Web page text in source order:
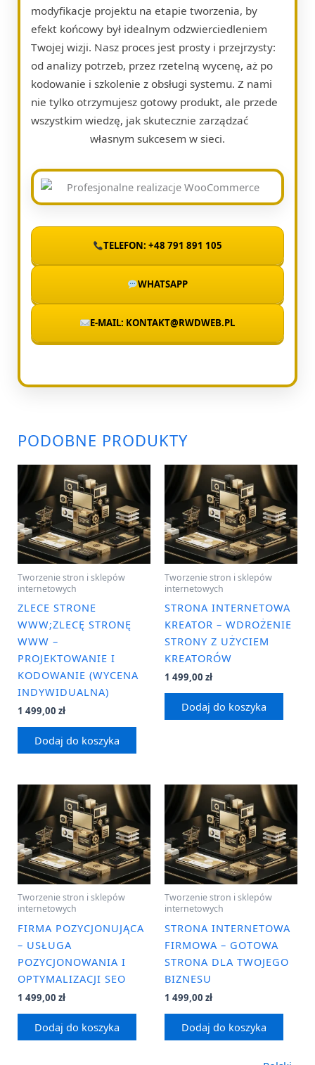
modyfikacje projektu na etapie tworzenia, by
efekt końcowy był idealnym odzwierciedleniem
Twojej wizji. Nasz proces jest prosty i przejrzysty:
od analizy potrzeb, przez rzetelną wycenę, aż po
kodowanie i szkolenie z obsługi systemu. Z nami
nie tylko otrzymujesz gotowy produkt, ale przede
wszystkim wiedzę, jak skutecznie zarządzać
własnym sukcesem w sieci.
TELEFON: +48 791 891 105
WHATSAPP
E-MAIL: KONTAKT@RWDWEB.PL
PODOBNE PRODUKTY
Tworzenie stron i sklepów
internetowych
ZLECE STRONE
WWW;ZLECĘ STRONĘ
WWW –
PROJEKTOWANIE I
KODOWANIE (WYCENA
INDYWIDUALNA)
1 499,00 zł
Dodaj do koszyka
Tworzenie stron i sklepów
internetowych
STRONA INTERNETOWA
KREATOR – WDROŻENIE
STRONY Z UŻYCIEM
KREATORÓW
1 499,00 zł
Dodaj do koszyka
Tworzenie stron i sklepów
internetowych
FIRMA POZYCJONUJĄCA
– USŁUGA
POZYCJONOWANIA I
OPTYMALIZACJI SEO
1 499,00 zł
Dodaj do koszyka
Tworzenie stron i sklepów
internetowych
STRONA INTERNETOWA
FIRMOWA – GOTOWA
STRONA DLA TWOJEGO
BIZNESU
1 499,00 zł
Dodaj do koszyka